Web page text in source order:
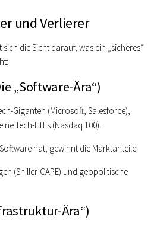
und Verlierer
die Sicht darauf, was ein „sicheres“
„Software-Ära“)
Giganten (Microsoft, Salesforce),
Tech-ETFs (Nasdaq 100).
hat, gewinnt die Marktanteile.
(Shiller-CAPE) und geopolitische
Ära“)